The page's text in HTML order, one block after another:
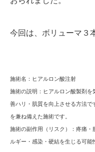
今回は、ボリューマ３
施術名： ヒアルロン酸注射
施術の説明： ヒアルロン酸製剤を
善ハリ・肌質を向上させる方法で
を兼ね備えた施術です。
施術の副作用（リスク）： 疼痛・
ルギー・感染・硬結を生じる可能